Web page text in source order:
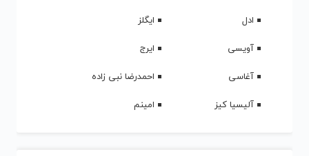
ادل
ایگلز
آویسی
ایرج
آغاسی
احمدرضا نبی زاده
آلیسیا کیز
امینم